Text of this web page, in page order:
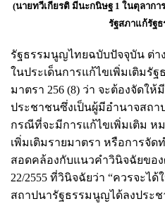
(นายทวีเกียรติ มีนะกนิษฐ 1 ในตุลากา
รัฐสภาแก้รัฐ
รัฐธรรมนูญไทยฉบับปัจจุบัน ต่
ในประเด็นการแก้ไขเพิ่มเติมรั
มาตรา 256 (8) ว่า จะต้องจัดใ
ประชาชนซึ่งเป็นผู้มีอำนาจสถ
กรณีที่จะมีการแก้ไขเพิ่มเติม ห
เพิ่มเติมรายมาตรา หรือการจั
สอดคล้องกับแนวคำวินิจฉัยขอ
22/2555 ที่วินิจฉัยว่า “ควรจะไ
สถาปนารัฐธรรมนูญได้ลงประ